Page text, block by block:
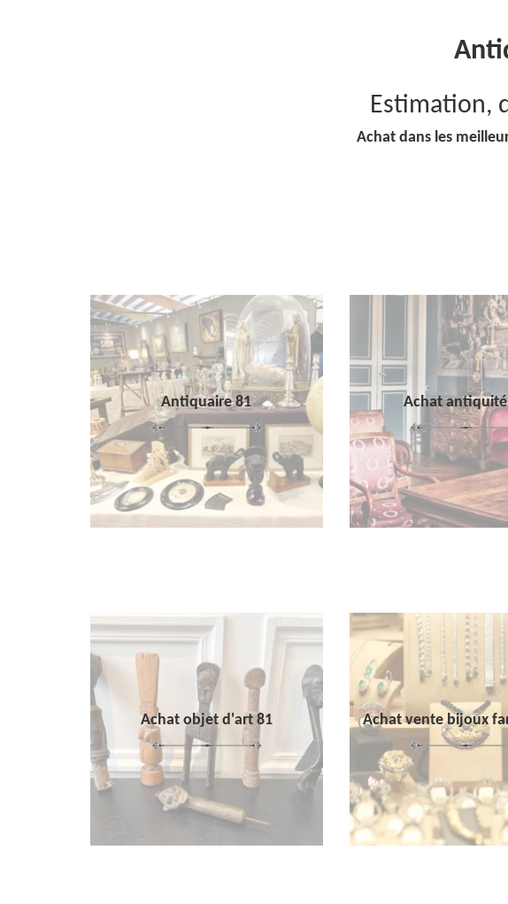
Estimation,
Achat dans les
Antiquaire 81 Achat
Achat objet d'art 81 Achat vente bijoux